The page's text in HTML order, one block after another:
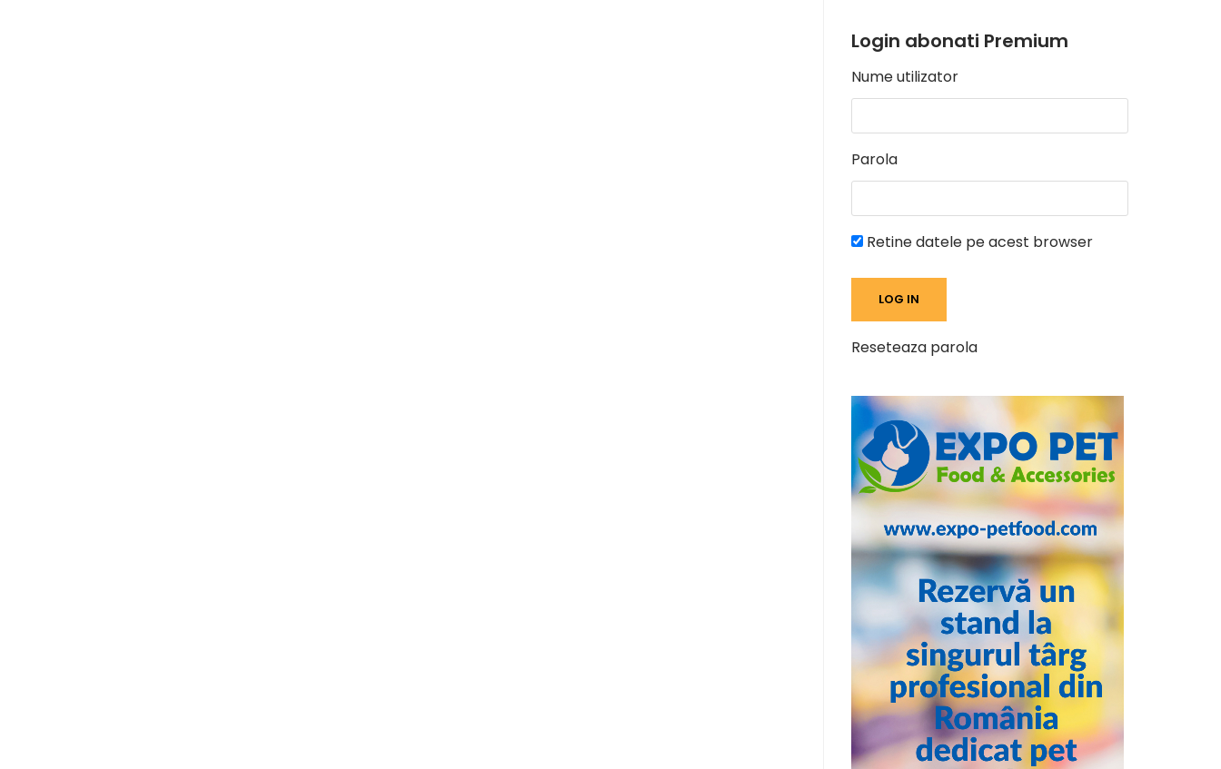
Login abonati Premium
Nume utilizator
Parola
Retine datele pe acest browser
Reseteaza parola